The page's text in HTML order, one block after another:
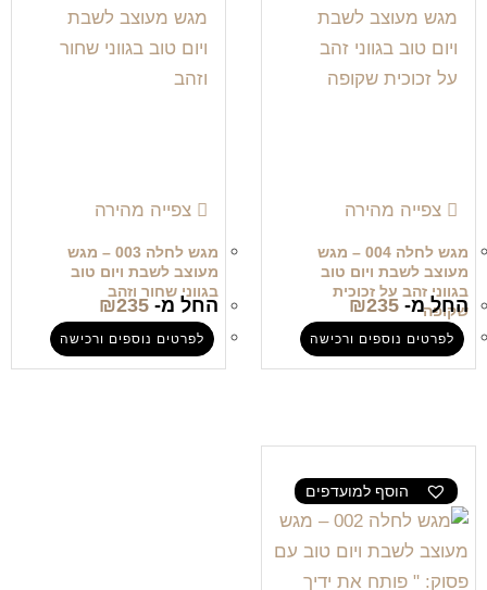
צפייה מהירה
מגש לחלה 004 – מגש
מעוצב לשבת ויום טוב
בגווני זהב על זכוכית
שקופה
החל מ- ₪235
לפרטים נוספים ורכישה
צפייה מהירה
מגש לחלה 003 – מגש
מעוצב לשבת ויום טוב
בגווני שחור וזהב
החל מ- ₪235
לפרטים נוספים ורכישה
הוסף למועדפים